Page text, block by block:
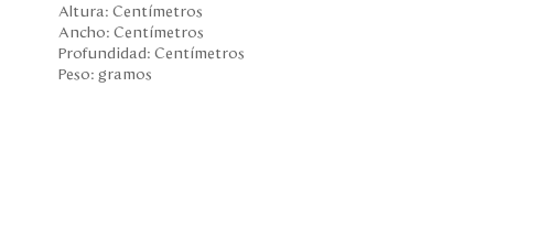
Altura:Centímetros
Ancho:Centímetros
Profundidad:Centímetros
Peso:gramos